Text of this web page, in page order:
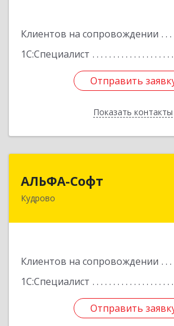
Клиентов на сопровождении
1С:Специалист
Отправить
Показать контакты
Отправить
Назад
АЛЬФА-Софт
Кудрово
Клиентов на сопровождении
1С:Специалист
Отправить
188692, Ленинградская обл,
Отправить